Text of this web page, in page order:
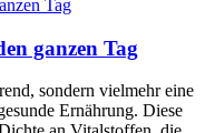
ganzen Tag
sondern vielmehr eine
Ernährung. Diese